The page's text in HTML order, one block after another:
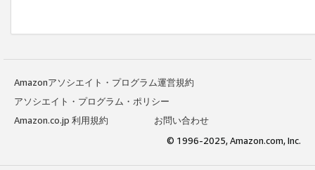
Amazonアソシエイト・プログラム運営規約
アソシエイト・プログラム・ポリシー
Amazon.co.jp 利用規約
お問い合わせ
© 1996-2025, Amazon.com, Inc.